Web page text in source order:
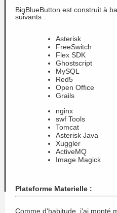
BigBlueButton est construit à
suivants :
Asterisk
FreeSwitch
Flex SDK
Ghostscript
MySQL
Red5
Open Office
Grails
nginx
swf Tools
Tomcat
Asterisk Java
Xuggler
ActiveMQ
Image Magick
Plateforme Materielle :
Comme d'habitude, j'ai monté